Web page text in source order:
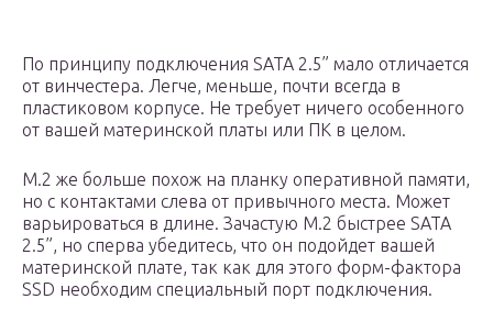
По принципу подключения SATA 2.5” мало отличается
от винчестера. Легче, меньше, почти всегда в
пластиковом корпусе. Не требует ничего особенного
от вашей материнской платы или ПК в целом.
M.2 же больше похож на планку оперативной памяти,
но с контактами слева от привычного места. Может
варьироваться в длине. Зачастую М.2 быстрее SATA
2.5”, но сперва убедитесь, что он подойдет вашей
материнской плате, так как для этого форм-фактора
SSD необходим специальный порт подключения.